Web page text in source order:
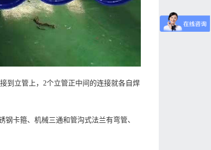
到立管上，2个立管正中间的连接就各自焊
钢卡箍、机械三通和管沟式法兰有弯管、